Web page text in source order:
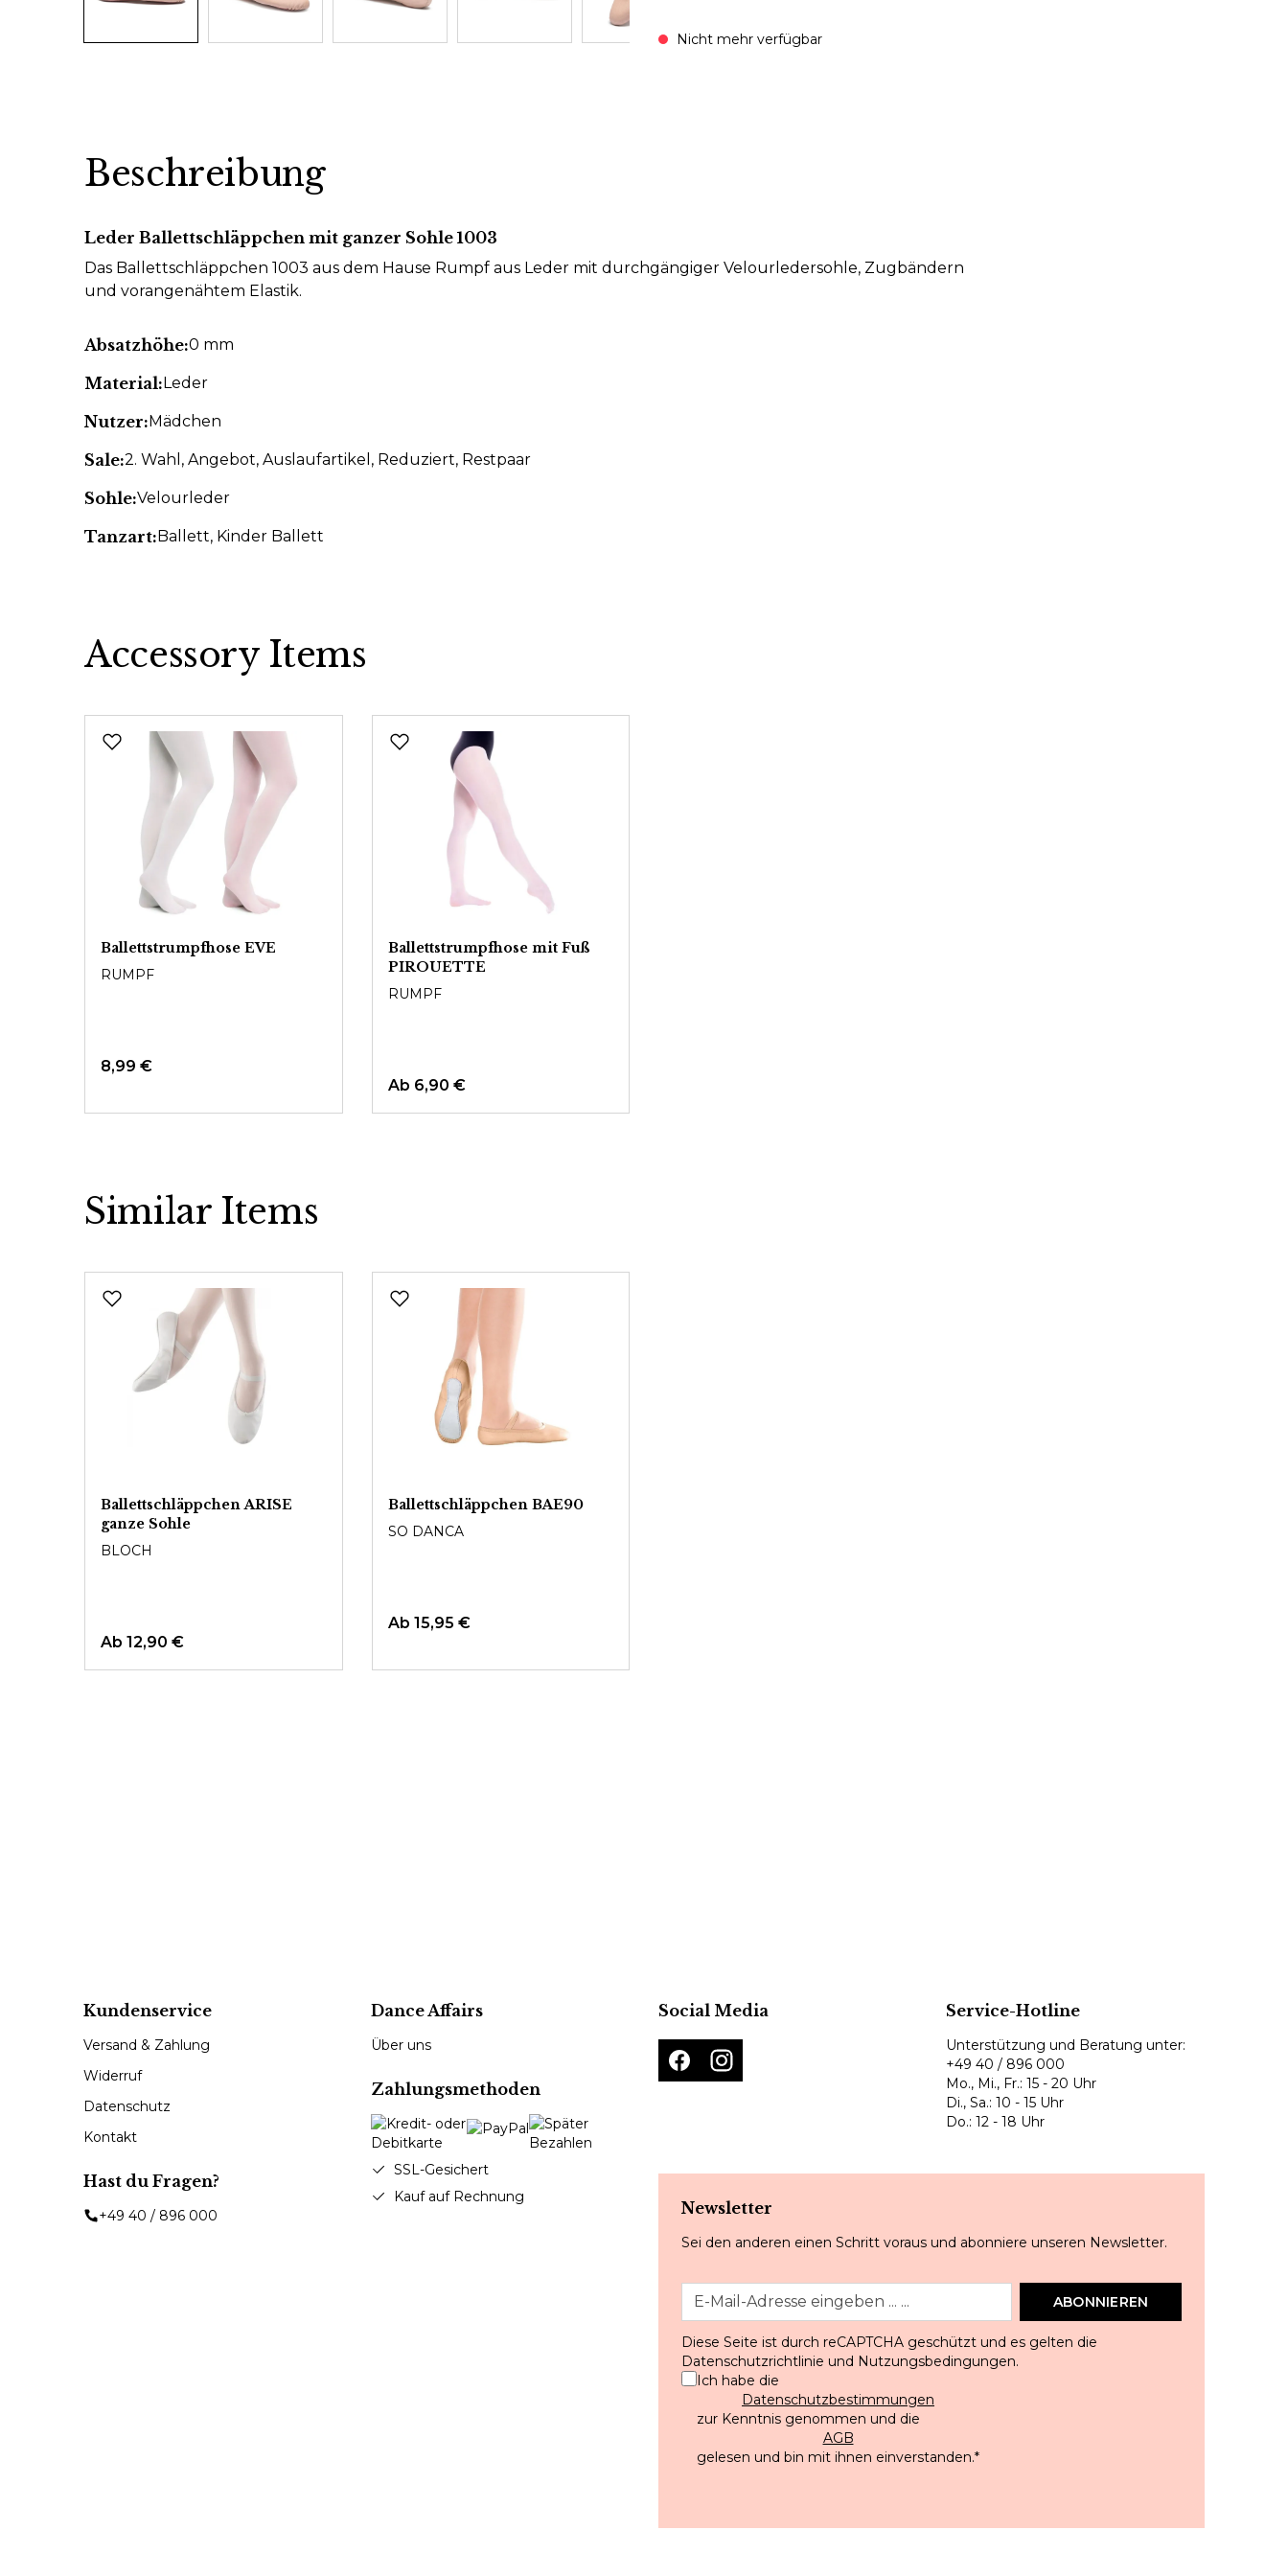
Nicht mehr verfügbar
Beschreibung
Leder Ballettschläppchen mit ganzer Sohle 1003
Das Ballettschläppchen 1003 aus dem Hause Rumpf aus Leder mit durchgängiger Velourledersohle, Zugbändern
und vorangenähtem Elastik.
Absatzhöhe:0 mm
Material:Leder
Nutzer:Mädchen
Sale:2. Wahl , Angebot, Auslaufartikel , Reduziert, Restpaar
Sohle:Velourleder
Tanzart:Ballett, Kinder Ballett
Accessory Items
Ballettstrumpfhose EVE
RUMPF
8,99 €
Ballettstrumpfhose mit Fuß
PIROUETTE
RUMPF
Ab 6,90 €
Similar Items
Ballettschläppchen ARISE
ganze Sohle
BLOCH
Ab 12,90 €
Ballettschläppchen BAE90
SO DANCA
Ab 15,95 €
Kundenservice
Versand & Zahlung
Widerruf
Datenschutz
Kontakt
Hast du Fragen?
+49 40 / 896 000
Dance Affairs
Über uns
Zahlungsmethoden
SSL-Gesichert
Kauf auf Rechnung
Social Media Service-Hotline
Unterstützung und Beratung unter:
+49 40 / 896 000
Mo., Mi., Fr.: 15 - 20 Uhr
Di., Sa.: 10 - 15 Uhr
Do.: 12 - 18 Uhr
Newsletter
Sei den anderen einen Schritt voraus und abonniere unseren Newsletter.
ABONNIEREN
Diese Seite ist durch reCAPTCHA geschützt und es gelten die
Datenschutzrichtlinie und Nutzungsbedingungen.
Ich habe die
Datenschutzbestimmungen
zur Kenntnis genommen und die
AGB
gelesen und bin mit ihnen einverstanden.*